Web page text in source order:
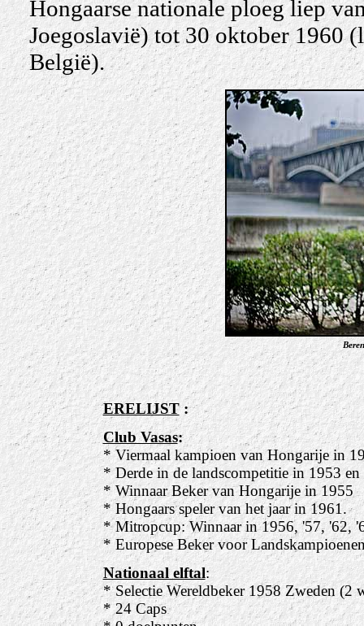
Hongaarse nationale ploeg liep
Joegoslavië) tot 30 oktober 1960
België).
ERELIJST:
Club Vasas:
* Viermaal kampioen van Hongarije in
* Derde in de landscompetitie in 1953 en
* Winnaar Beker van Hongarije in 1955
* Hongaars speler van het jaar in 1961.
* Mitropcup: Winnaar in 1956, '57, '62,
* Europese Beker voor
Nationaal elftal:
* Selectie Wereldbeker 1958 Zweden (2
* 24 Caps